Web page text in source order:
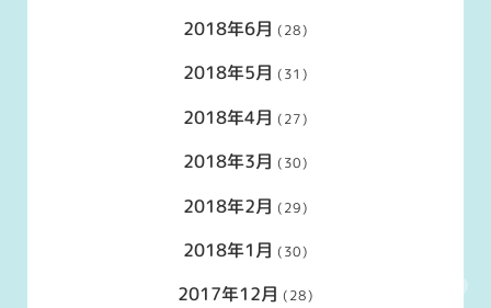
2018年6月 (28)
2018年5月 (31)
2018年4月 (27)
2018年3月 (30)
2018年2月 (29)
2018年1月 (30)
2017年12月 (28)